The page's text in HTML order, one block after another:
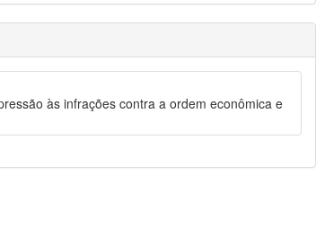
às infrações contra a ordem econômica e